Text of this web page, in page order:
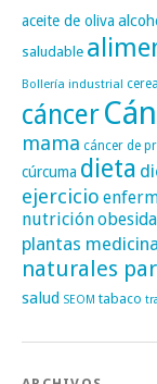
aceite de oliva
saludable
Bollería industrial
cáncer
mama cáncer de
cúrcuma dieta
ejercicio
nutrición
plantas
naturales
salud SEOM tabaco